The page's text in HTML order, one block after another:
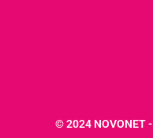
© 2024 NOVONET